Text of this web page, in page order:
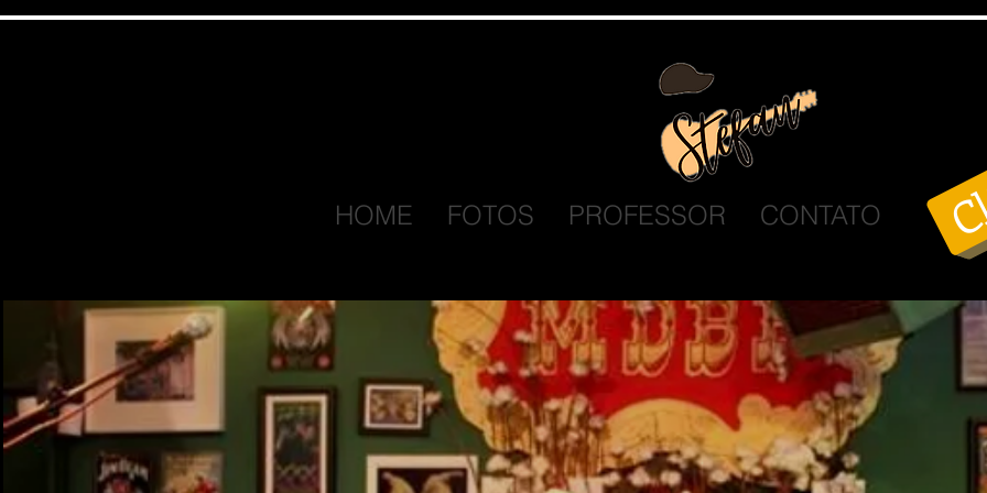
HOME FOTOS PROFESSOR CONTATO